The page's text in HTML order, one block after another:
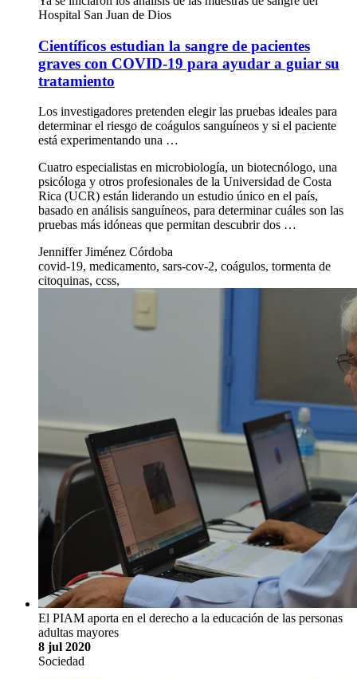
Hospital San Juan de Dios
Científicos estudian la sangre de pacientes
graves con COVID-19 para ayudar a guiar su
tratamiento
Los investigadores pretenden elegir las pruebas ideales para
determinar el riesgo de coágulos sanguíneos y si el paciente
está experimentando una …
Cuatro especialistas en microbiología, un biotecnólogo, una
psicóloga y otros profesionales de la Universidad de Costa
Rica (UCR) están liderando un estudio único en el país,
basado en análisis sanguíneos, para determinar cuáles son las
pruebas más idóneas que permitan descubrir dos …
Jenniffer Jiménez Córdoba
covid-19, medicamento, sars-cov-2, coágulos, tormenta de
citoquinas, ccss,
El PIAM aporta en el derecho a la educación de las personas
adultas mayores
8 jul 2020
Sociedad